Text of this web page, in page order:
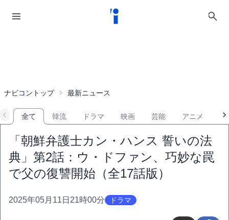
ナビコントップ 最新ニュース
全て 韓流 ドラマ 映画 芸能 アニメ
「朝鮮弁護士カン・ハンス 誓いの法
典」第2話：ウ・ドファン、巧妙な罠
で父の復讐開始（全17話版）
2025年05月11日21時00分 ドラマ